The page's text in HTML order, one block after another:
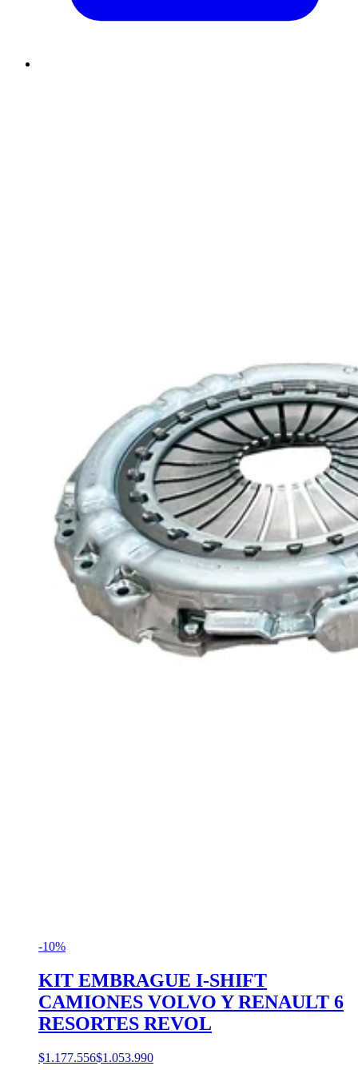
-10%
KIT EMBRAGUE I-SHIFT
CAMIONES VOLVO Y RENAULT 6
RESORTES REVOL
$1.177.556$1.053.990